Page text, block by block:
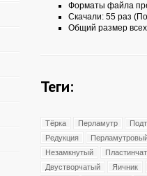
Форматы файла
Скачали: 55 раз
Общий размер
Теги:
Тёрка Перламутр
Редукция
Незамкнутый
Двустворчатый
Яичник